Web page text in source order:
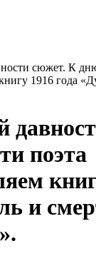
сюжет. К
1916 года
поэта
и